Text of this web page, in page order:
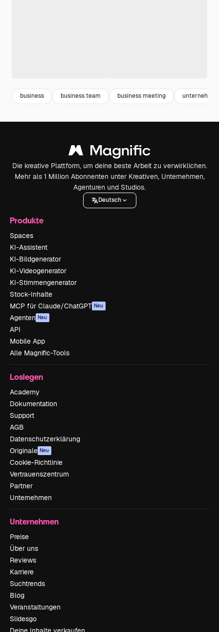
business business team business meeting
Die kreative Plattform, um deine beste Arbeit zu verwirklichen.
Mehr als 1 Million Abonnenten unter Kreativen, Unternehmen,
Agenturen und Studios.
Deutsch
Produkte
Spaces
KI-Assistent
KI-Bildgenerator
KI-Videogenerator
KI-Stimmengenerator
Stock-Inhalte
MCP für Claude/ChatGPT Neu
Agenten Neu
API
Mobile App
Alle Magnific-Tools
Loslegen
Academy
Dokumentation
Support
AGB
Datenschutzerklärung
Originale Neu
Cookie-Richtlinie
Vertrauenszentrum
Partner
Unternehmen
Unternehmen
Preise
Über uns
Reviews
Karriere
Suchtrends
Blog
Veranstaltungen
Slidesgo